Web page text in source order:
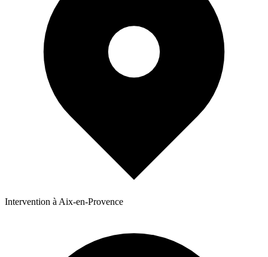
Intervention à Aix-en-Provence